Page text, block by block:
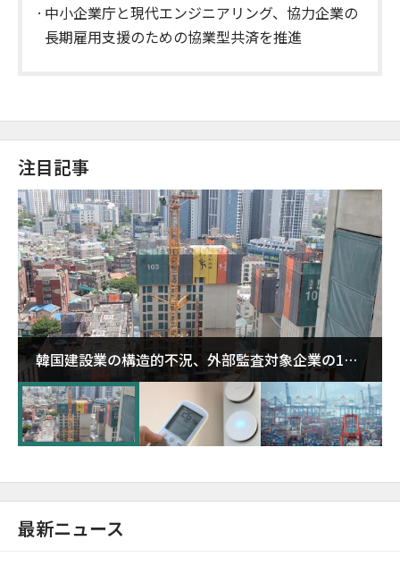
中小企業庁と現代エンジニアリング、協力企業の
長期雇用支援のための協業型共済を推進
注目記事
韓国建設業の構造的不況、外部監査対象企業の1割
超が「ゾンビ企業」に…5年で2.8倍増
最新ニュース